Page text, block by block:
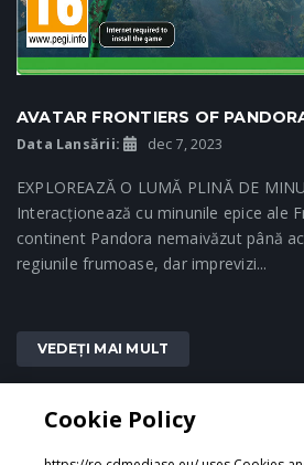
AVATAR FRONTIERS OF
Data Lansării: dec 7, 2023
EXPLOREAZĂ O LUMĂ PLINĂ DE
Interacționează cu minunile epice ale
continent Pandora nemaivăzut până
regiunile frumoase, dar imprevizi...
VEDEȚI MAI MULT
Cookie Policy